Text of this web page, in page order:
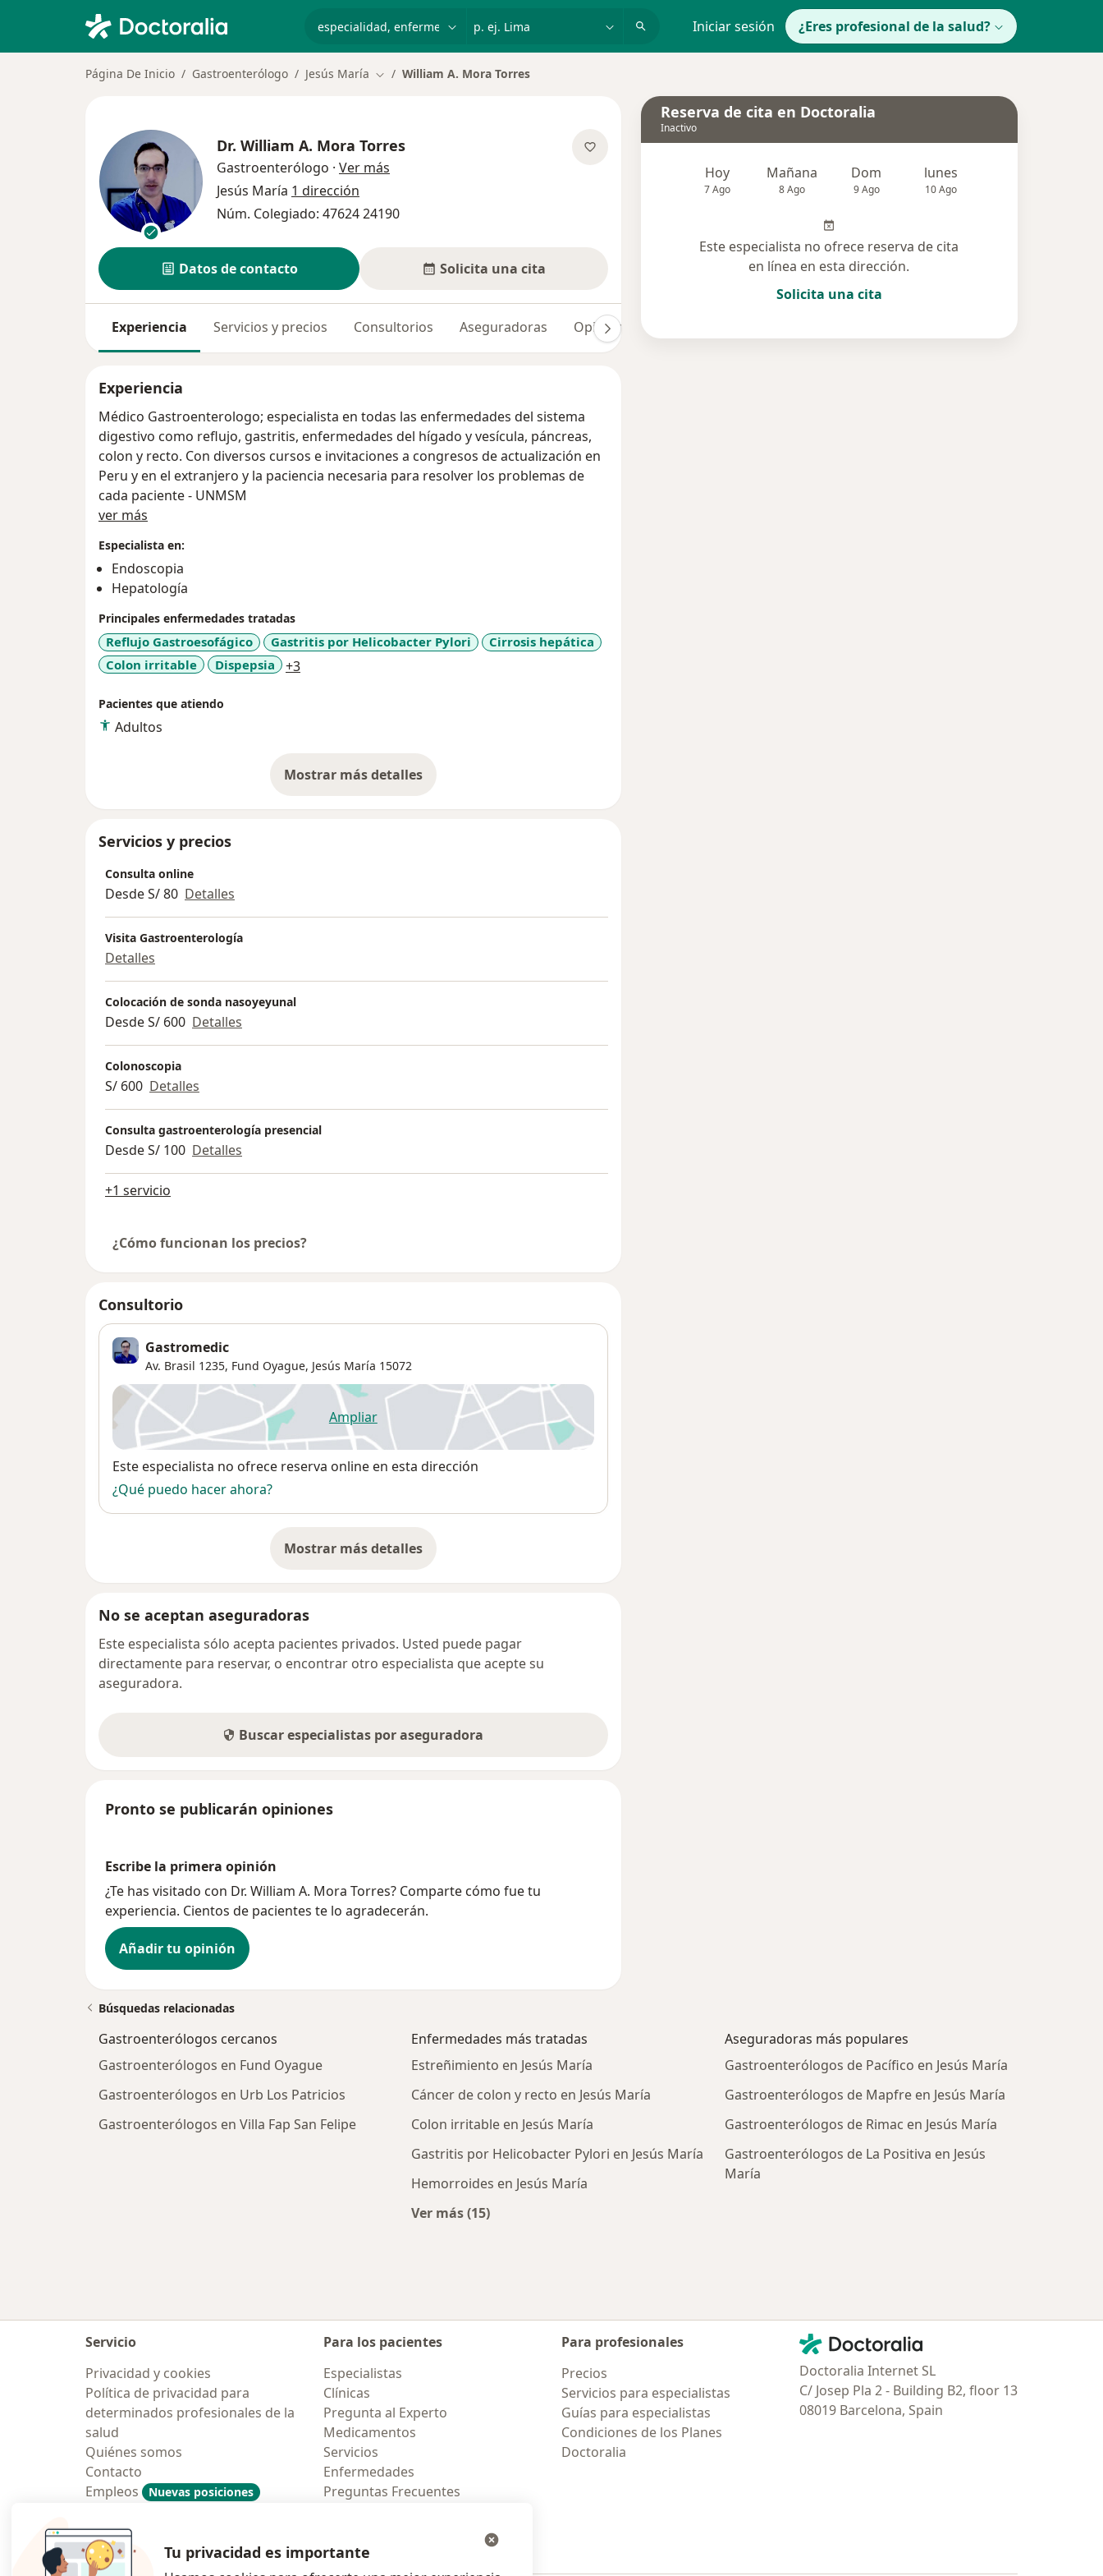
Iniciar sesión ¿Eres profesional de la salud?
Página De Inicio Gastroenterólogo Jesús María Cambiar de ciudad
William A. Mora Torres
Dr. William A. Mora Torres
Gastroenterólogo · Ver más
Jesús María 1 dirección
Núm. Colegiado: 47624 24190
Datos de contacto Solicita una cita
Experiencia Servicios y precios Consultorios Aseguradoras Opiniones
Experiencia
Médico Gastroenterologo; especialista en todas las enfermedades del sistema
digestivo como reflujo, gastritis, enfermedades del hígado y vesícula, páncreas,
colon y recto. Con diversos cursos e invitaciones a congresos de actualización en
Peru y en el extranjero y la paciencia necesaria para resolver los problemas de
cada paciente - UNMSM
ver más
Especialista en:
Endoscopia
Hepatología
Principales enfermedades tratadas
Reflujo Gastroesofágico Gastritis por Helicobacter Pylori
Cirrosis hepática
Colon irritable
Dispepsia +3a11y_sr_more_diseases
Pacientes que atiendo
Adultos
Mostrar más detalles
sobre la experiencia
Servicios y precios
Consulta online
Desde S/ 80 Detalles
Visita Gastroenterología
Detalles
Colocación de sonda nasoyeyunal
Desde S/ 600 Detalles
Colonoscopia
S/ 600 Detalles
Consulta gastroenterología presencial
Desde S/ 100 Detalles
+1 servicio
¿Cómo funcionan los precios?
Consultorio
Gastromedic
Av. Brasil 1235, Fund Oyague, Jesús María 15072
Ampliarse abre en una nueva pestaña
Disponibilidad
Este especialista no ofrece reserva online en esta dirección
¿Qué puedo hacer ahora?
Mostrar más detalles
sobre la dirección
No se aceptan aseguradoras
Este especialista sólo acepta pacientes privados. Usted puede pagar
directamente para reservar, o encontrar otro especialista que acepte su
aseguradora.
Buscar especialistas por aseguradora
Pronto se publicarán opiniones
Escribe la primera opinión
¿Te has visitado con Dr. William A. Mora Torres? Comparte cómo fue tu
experiencia. Cientos de pacientes te lo agradecerán.
Añadir tu opinión
Reserva de cita en Doctoralia
Inactivo
Hoy
7 Ago
Mañana
8 Ago
Dom
9 Ago
lunes
10 Ago
Este especialista no ofrece reserva de cita
en línea en esta dirección.
Solicita una cita
Búsquedas relacionadas
Gastroenterólogos cercanos
Gastroenterólogos en Fund Oyague
Gastroenterólogos en Urb Los Patricios
Gastroenterólogos en Villa Fap San Felipe
Enfermedades más tratadas
Estreñimiento en Jesús María
Cáncer de colon y recto en Jesús María
Colon irritable en Jesús María
Gastritis por Helicobacter Pylori en Jesús María
Hemorroides en Jesús María
Ver más (15)
Aseguradoras más populares
Gastroenterólogos de Pacífico en Jesús María
Gastroenterólogos de Mapfre en Jesús María
Gastroenterólogos de Rimac en Jesús María
Gastroenterólogos de La Positiva en Jesús
María
Servicio
Privacidad y cookies
Política de privacidad para
determinados profesionales de la
salud
Quiénes somos
Contacto
Empleos
Nuevas posiciones
Contratación
Para los pacientes
Especialistas
Clínicas
Pregunta al Experto
Medicamentos
Servicios
Enfermedades
Preguntas Frecuentes
Para profesionales
Precios
Servicios para especialistas
Guías para especialistas
Condiciones de los Planes
Doctoralia
Contacto
Doctoralia - Página de inicio
Doctoralia Internet SL
C/ Josep Pla 2 - Building B2, floor 13
08019 Barcelona, Spain
Tu privacidad es importante